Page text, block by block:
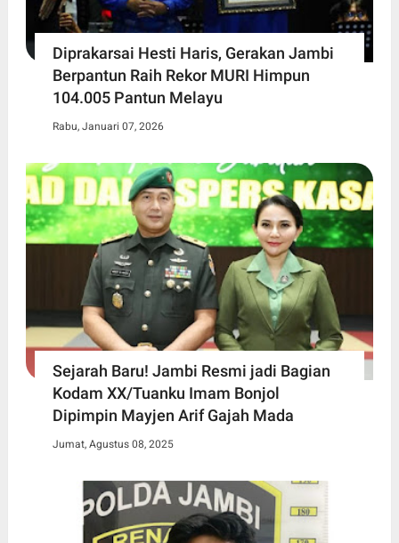
Diprakarsai Hesti Haris, Gerakan Jambi
Berpantun Raih Rekor MURI Himpun
104.005 Pantun Melayu
Rabu, Januari 07, 2026
Sejarah Baru! Jambi Resmi jadi Bagian
Kodam XX/Tuanku Imam Bonjol
Dipimpin Mayjen Arif Gajah Mada
Jumat, Agustus 08, 2025